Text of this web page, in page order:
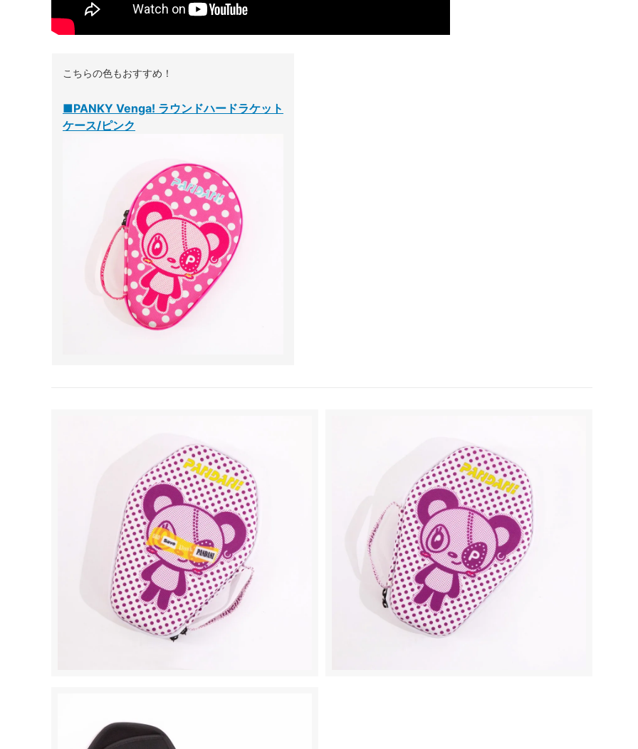
こちらの色もおすすめ！
■PANKY Venga! ラウンドハードラケット
ケース/ピンク